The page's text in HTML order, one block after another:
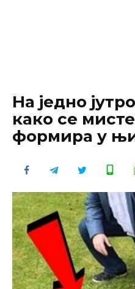
На једно
како се
формира у